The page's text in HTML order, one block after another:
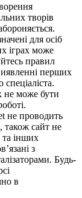
творів
для осіб
іграх може
правил
перших
не може бути
не проводить
також сайт не
та інших
з
Будь-
в